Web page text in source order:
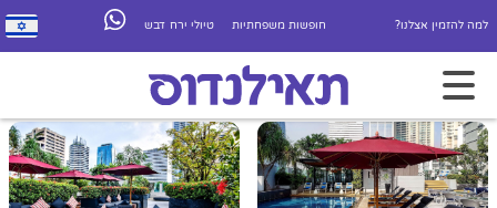
למה להזמין אצלנו? חופשות משפחתיות טיולי ירח דבש